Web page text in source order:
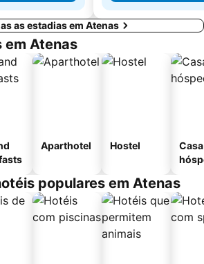
as estadias em Atenas
em Atenas
Aparthotel Hostel
populares em Atenas